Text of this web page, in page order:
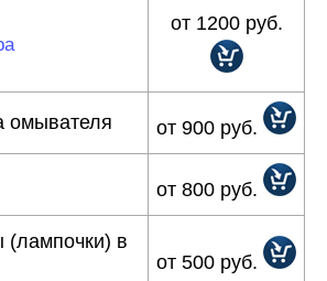
от 1200 руб.
омывателя от 900 руб.
от 800 руб.
в
от 500 руб.